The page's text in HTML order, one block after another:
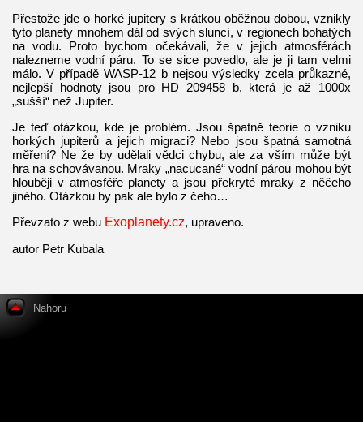
Přestože jde o horké jupitery s krátkou oběžnou dobou, vznikly
tyto planety mnohem dál od svých sluncí, v regionech bohatých
na vodu. Proto bychom očekávali, že v jejich atmosférách
nalezneme vodní páru. To se sice povedlo, ale je ji tam velmi
málo. V případě WASP-12 b nejsou výsledky zcela průkazné,
nejlepší hodnoty jsou pro HD 209458 b, která je až 1000x
„sušší“ než Jupiter.
Je teď otázkou, kde je problém. Jsou špatně teorie o vzniku
horkých jupiterů a jejich migraci? Nebo jsou špatná samotná
měření? Ne že by udělali vědci chybu, ale za vším může být
hra na schovávanou. Mraky „nacucané“ vodní párou mohou být
hlouběji v atmosféře planety a jsou překryté mraky z něčeho
jiného. Otázkou by pak ale bylo z čeho…
Převzato z webu Exoplanety.cz, upraveno.
autor Petr Kubala
Nahoru